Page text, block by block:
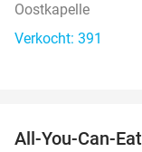
Oostkapelle
Verkocht: 391
All-You-Can-